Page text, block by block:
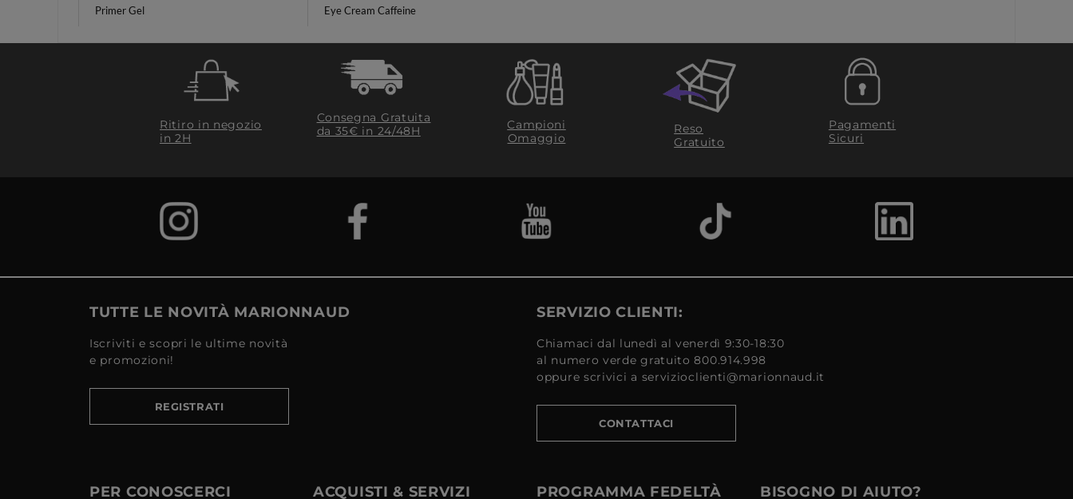
Primer Gel Eye Cream Caffeine
Ritiro in negozio
in 2H
Consegna Gratuita
da 35€​ in 24/48H
Campioni
Omaggio
Reso
Gratuito
Pagamenti
Sicuri
TUTTE LE NOVITÀ MARIONNAUD
Iscriviti e scopri le ultime novità
e promozioni!
REGISTRATI
SERVIZIO CLIENTI:
Chiamaci dal lunedì al venerdì 9:30-18:30
al numero verde gratuito 800.914.998
oppure scrivici a servizioclienti@marionnaud.it
CONTATTACI
PER CONOSCERCI ACQUISTI & SERVIZI PROGRAMMA FEDELTÀ BISOGNO DI AIUTO?